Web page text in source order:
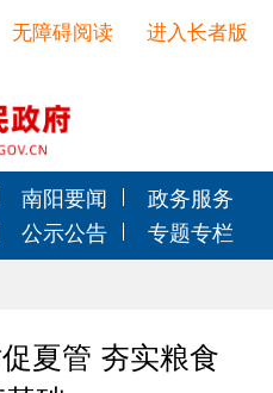
进入长者版
无障碍阅读
南阳要闻
政务服务
公示公告
专题专栏
夏管 夯实粮食